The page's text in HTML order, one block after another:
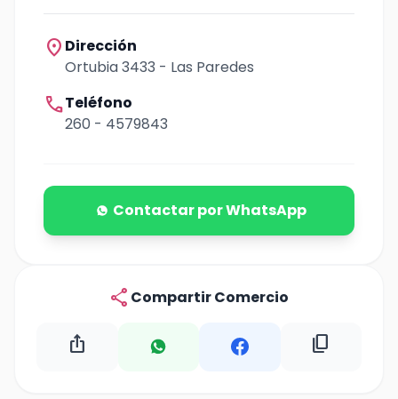
location_on Dirección
Ortubia 3433 - Las Paredes
callTeléfono
260 - 4579843
Contactar por WhatsApp
share Compartir Comercio
ios_share content_copy